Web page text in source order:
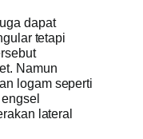
dapat
tetapi
Namun
logam seperti
lateral